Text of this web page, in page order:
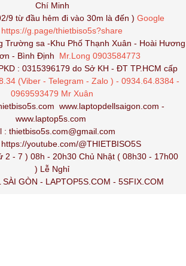
Chí Minh
đầu hẻm đi vào 30m là đến ) Google
https://g.page/thietbiso5s?share
sa -Khu Phố Thạnh Xuân - Hoài Hương
- Bình Định
Mr.Long 0903584773
: 0315396179 do Sở KH - ĐT TP.HCM cấp
(Viber - Telegram - Zalo ) - 0934.64.8384 -
0969593479 Mr Xuân
www.laptopdellsaigon.com -
www.laptop5s.com
: thietbiso5s.com@gmail.com
https://youtube.com/@THIETBISO5S
2 - 7 ) 08h - 20h30 Chủ Nhật ( 08h30 - 17h00
) Lễ Nghỉ
SÀI GÒN - LAPTOP5S.COM - 5SFIX.COM